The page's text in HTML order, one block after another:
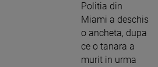
Politia din
Miami a deschis
o ancheta, dupa
ce o tanara a
murit in urma